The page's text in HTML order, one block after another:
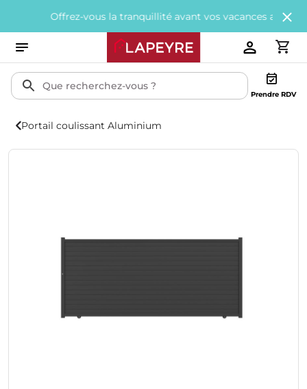
Offrez-vous la tranquillité avant vos vacances avec200€
Prendre RDV
Portail coulissant Aluminium